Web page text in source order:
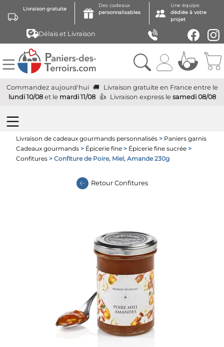
Livraison gratuite
Des cadeaux
personnalisables
Une équipe
dédiée à votre
projet
Délais et Livraison
Commandez aujourd'hui Livraison gratuite en France entre le
lundi 10/08et le mardi 11/08 Livraison expressle samedi 08/08
Livraison de cadeaux gourmands personnalisés > Paniers garnis
Cadeaux gourmands > Épicerie fine > Épicerie fine sucrée >
Confitures > Confiture de Poire, Miel, Amande 230g
RetourConfitures